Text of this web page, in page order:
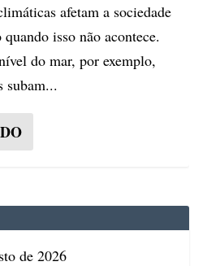
afetam a sociedade
isso não acontece.
do mar, por exemplo,
subam...
de 2026